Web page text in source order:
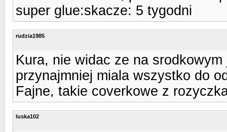
super glue:skacze: 5 tygodni
rudzia1985
Kura, nie widac ze na
przynajmniej miala wszystko do
Fajne, takie coverkowe z
luska102